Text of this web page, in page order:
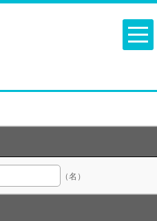
（名）